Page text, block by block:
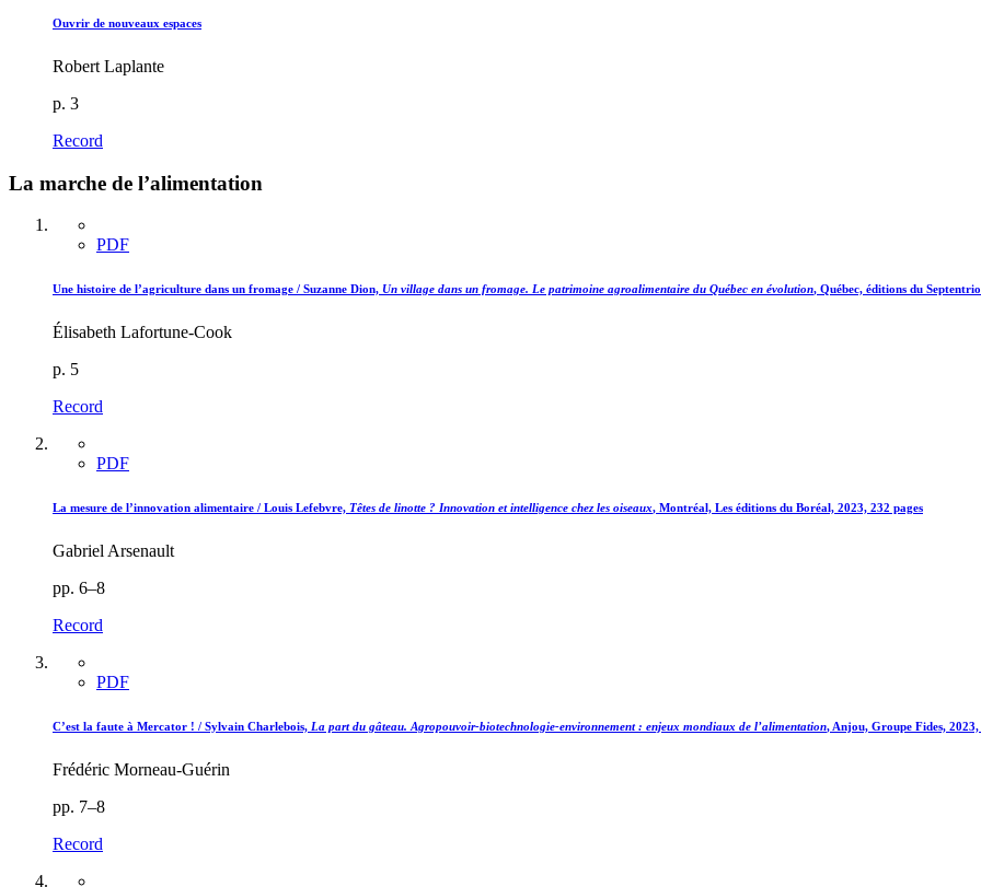
Ouvrir de nouveaux espaces
Robert Laplante
p. 3
Record
La marche de l’alimentation
PDF
Une histoire de l’agriculture dans un fromage / Suzanne Dion, Un village dans un fromage. Le patrimoine agroalimentaire du Québec en évolution, Québec, éditions du
Élisabeth Lafortune-Cook
p. 5
Record
PDF
La mesure de l’innovation alimentaire / Louis Lefebvre, Têtes de linotte ? Innovation et intelligence chez les oiseaux, Montréal, Les éditions du Boréal, 2023, 232 pages
Gabriel Arsenault
pp. 6–8
Record
PDF
C’est la faute à Mercator ! / Sylvain Charlebois, La part du gâteau. Agropouvoir-biotechnologie-environnement : enjeux mondiaux de l’alimentation, Anjou, Groupe Fides, 2023,
Frédéric Morneau-Guérin
pp. 7–8
Record